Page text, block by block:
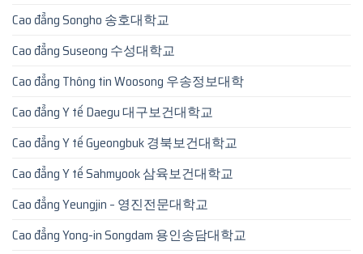
Cao đẳng Songho 송호대학교
Cao đẳng Suseong 수성대학교
Cao đẳng Thông tin Woosong 우송정보대학
Cao đẳng Y tế Daegu 대구보건대학교
Cao đẳng Y tế Gyeongbuk 경북보건대학교
Cao đẳng Y tế Sahmyook 삼육보건대학교
Cao đẳng Yeungjin – 영진전문대학교
Cao đẳng Yong-in Songdam 용인송담대학교